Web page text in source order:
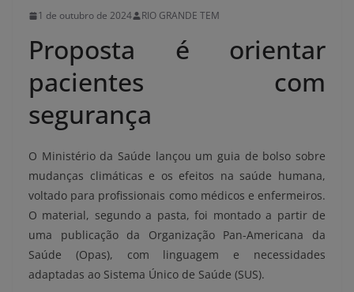
1 de outubro de 2024 RIO GRANDE TEM
Proposta é orientar
pacientes com
segurança
O Ministério da Saúde lançou um guia de bolso sobre
mudanças climáticas e os efeitos na saúde humana,
voltado para profissionais como médicos e enfermeiros.
O material, segundo a pasta, foi montado a partir de
uma publicação da Organização Pan-Americana da
Saúde (Opas), com linguagem e necessidades
adaptadas ao Sistema Único de Saúde (SUS).